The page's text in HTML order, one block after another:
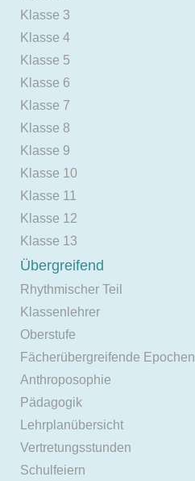
Klasse 3
Klasse 4
Klasse 5
Klasse 6
Klasse 7
Klasse 8
Klasse 9
Klasse 10
Klasse 11
Klasse 12
Klasse 13
Übergreifend
Rhythmischer Teil
Klassenlehrer
Oberstufe
Fächerübergreifende Epochen
Anthroposophie
Pädagogik
Lehrplanübersicht
Vertretungsstunden
Schulfeiern